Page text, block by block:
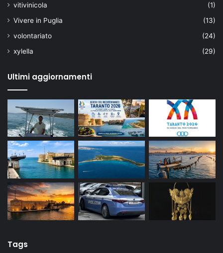
vitivinicola
(1)
Vivere in Puglia
(13)
volontariato
(24)
xylella
(29)
Ultimi aggiornamenti
Tags